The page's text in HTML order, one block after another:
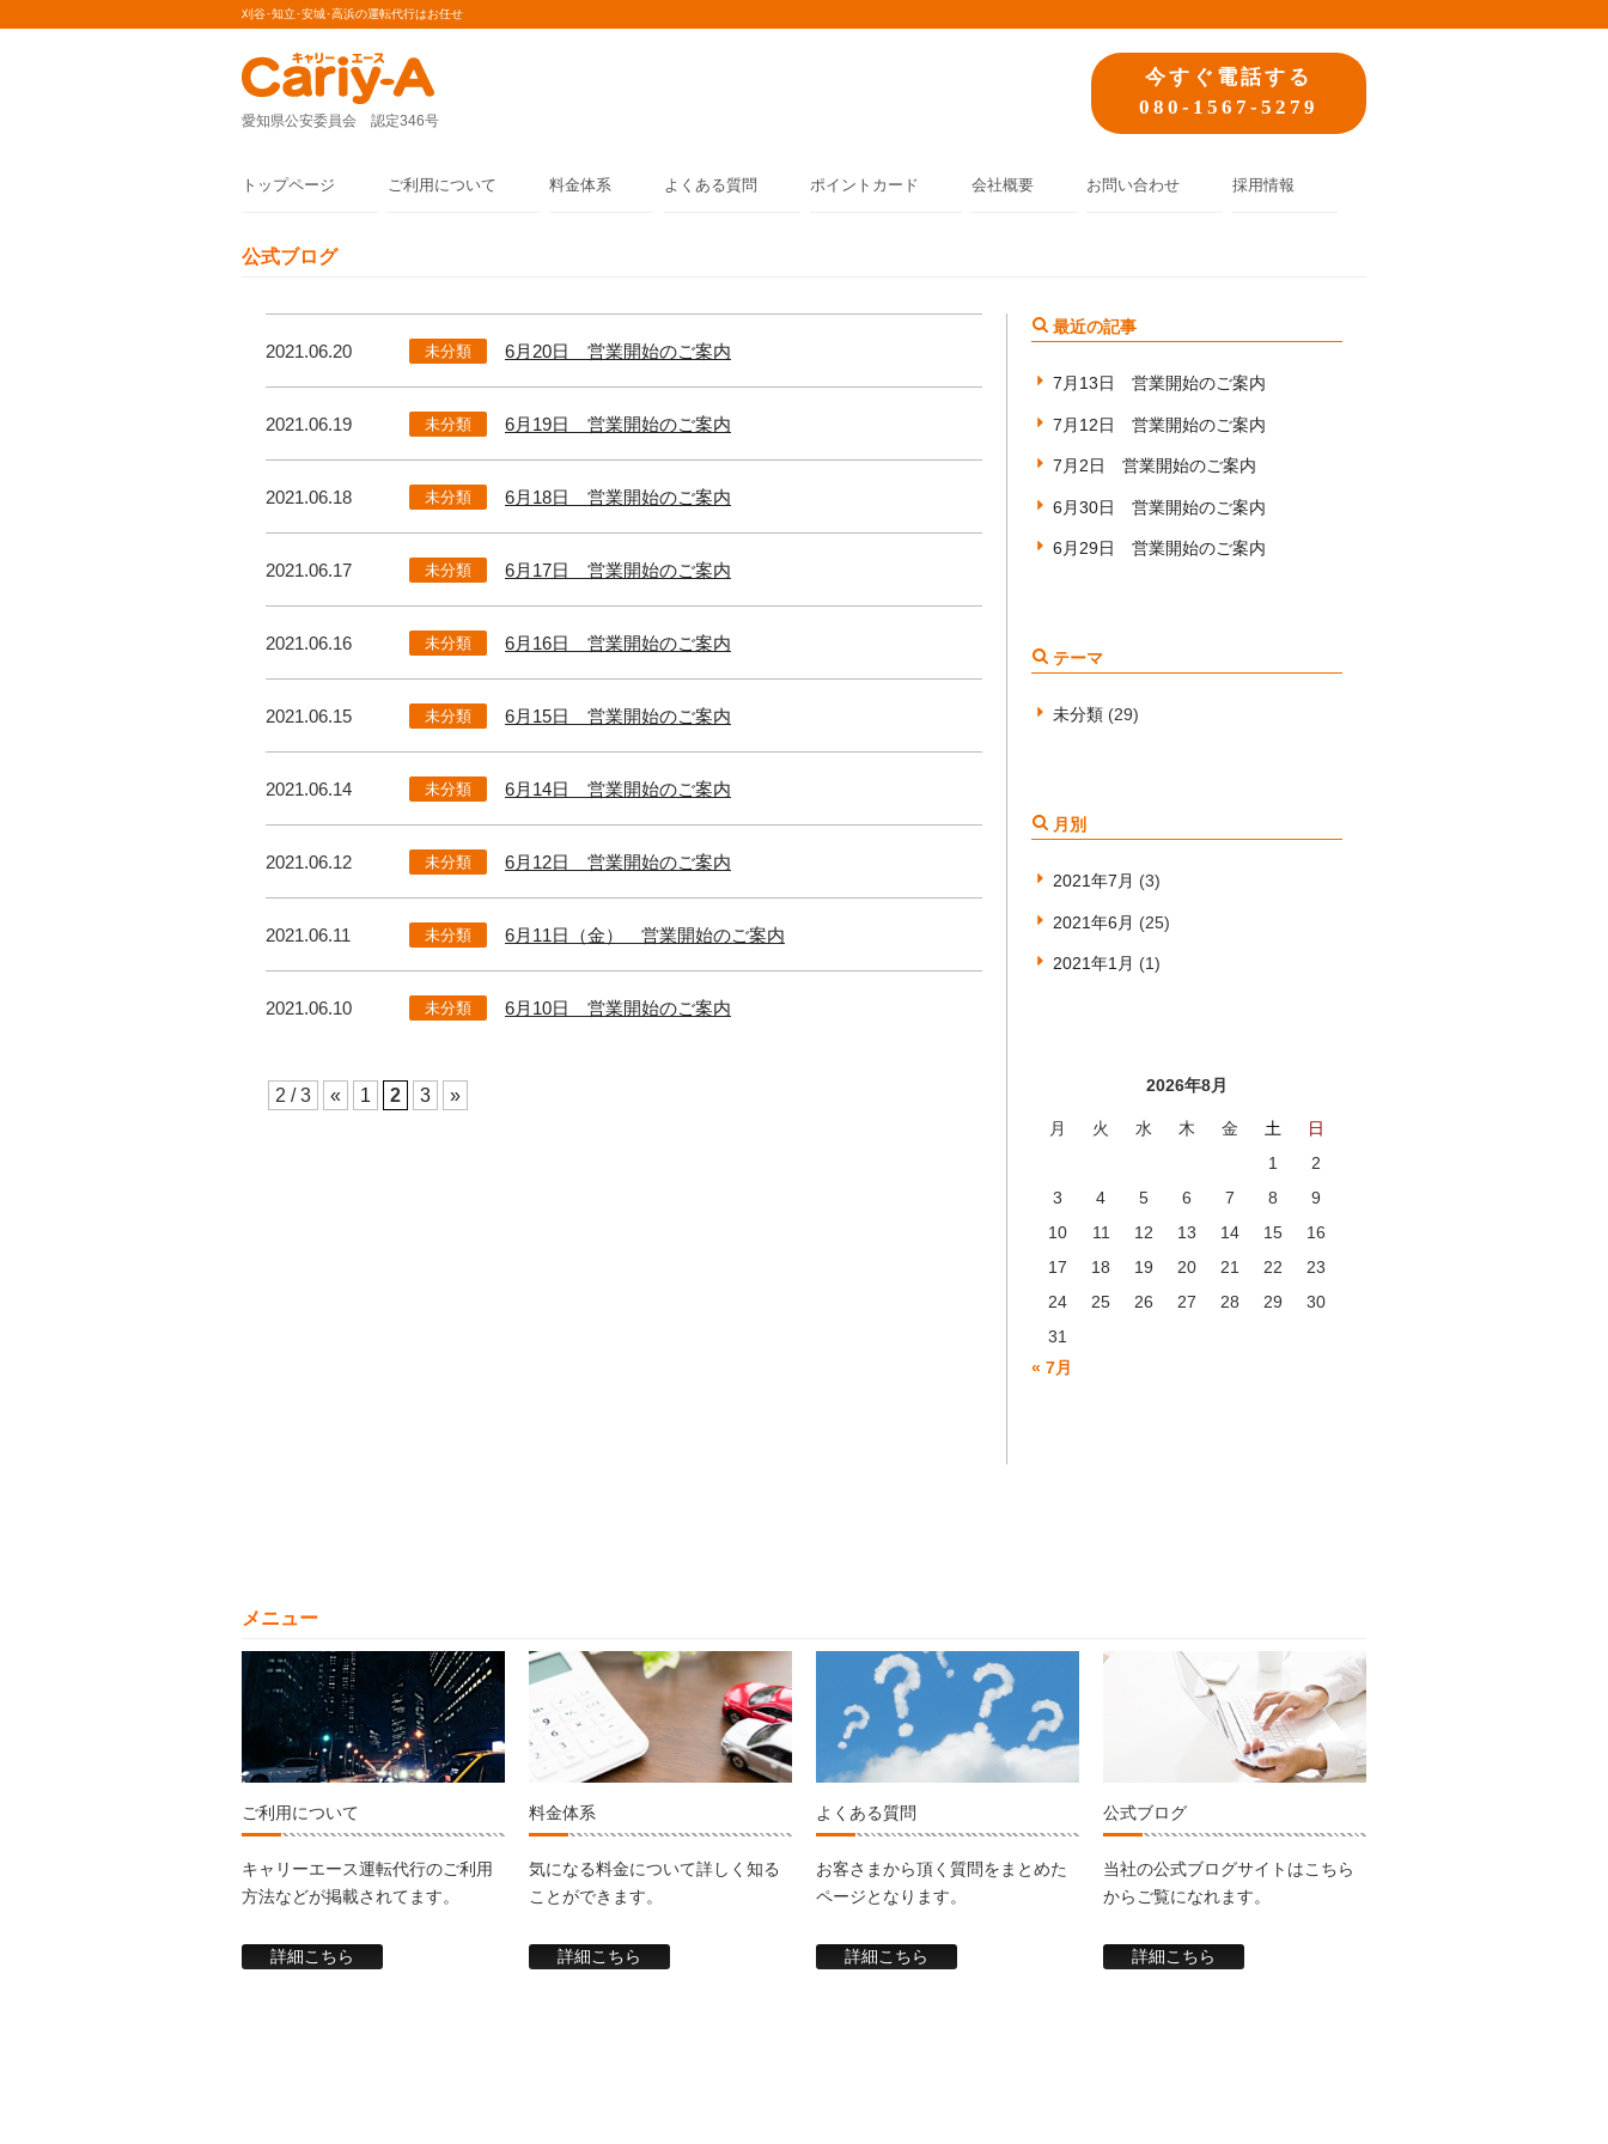
刈谷･知立･安城･高浜の運転代行はお任せ
愛知県公安委員会 認定346号
今すぐ電話する
080-1567-5279
トップページ ご利用について 料金体系 よくある質問 ポイントカード 会社概要 お問い合わせ 採用情報
公式ブログ
2021.06.20 未分類 6月20日 営業開始のご案内
2021.06.19 未分類 6月19日 営業開始のご案内
2021.06.18 未分類 6月18日 営業開始のご案内
2021.06.17 未分類 6月17日 営業開始のご案内
2021.06.16 未分類 6月16日 営業開始のご案内
2021.06.15 未分類 6月15日 営業開始のご案内
2021.06.14 未分類 6月14日 営業開始のご案内
2021.06.12 未分類 6月12日 営業開始のご案内
2021.06.11 未分類 6月11日（金） 営業開始のご案内
2021.06.10 未分類 6月10日 営業開始のご案内
2 / 3 « 1 2 3 »
最近の記事
7月13日 営業開始のご案内
7月12日 営業開始のご案内
7月2日 営業開始のご案内
6月30日 営業開始のご案内
6月29日 営業開始のご案内
テーマ
未分類(29)
月別
2021年7月 (3)
2021年6月 (25)
2021年1月 (1)
2026年8月
月 火 水 木 金 土
日
1
2
3
4 5 6 7 8
9
10
11 12 13 14 15
16
17
18 19 20 21 22
23
24
25 26 27 28 29
30
31
« 7月
メニュー
ご利用について
キャリーエース運転代行のご利用
方法などが掲載されてます。
詳細こちら
料金体系
気になる料金について詳しく知る
ことができます。
詳細こちら
よくある質問
お客さまから頂く質問をまとめた
ページとなります。
詳細こちら
公式ブログ
当社の公式ブログサイトはこちら
からご覧になれます。
詳細こちら